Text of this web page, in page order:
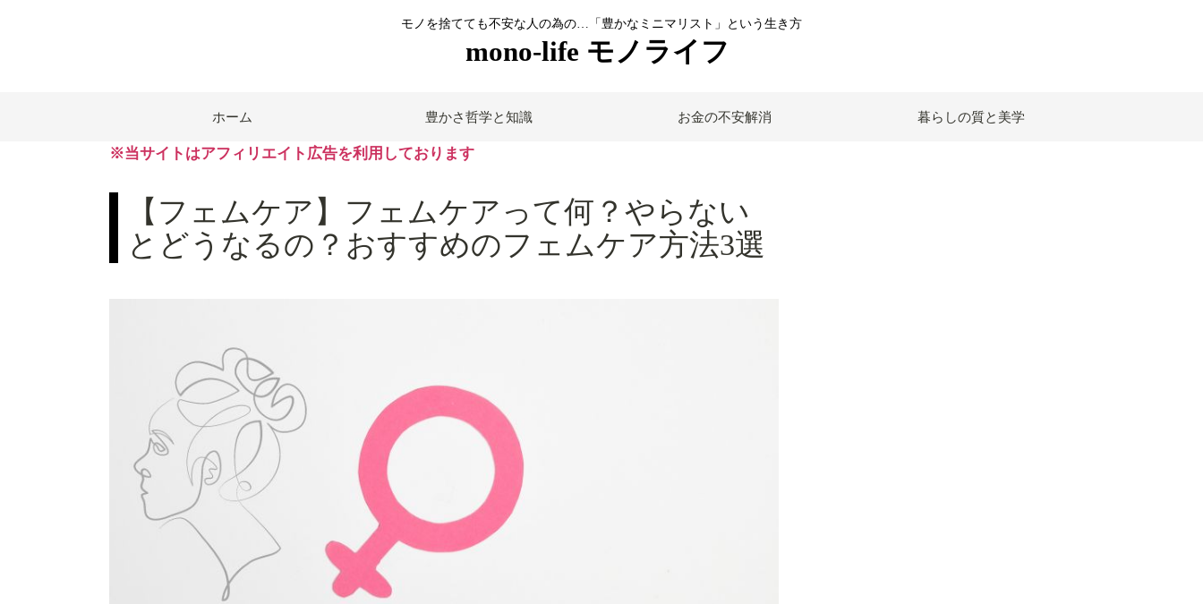
モノを捨てても不安な人の為の…「豊かなミニマリスト」という生き方
mono-life モノライフ
ホーム 豊かさ哲学と知識 お金の不安解消 暮らしの質と美学
※当サイトはアフィリエイト広告を利用しております
【フェムケア】フェムケアって何？やらない
とどうなるの？おすすめのフェムケア方法3選